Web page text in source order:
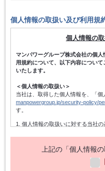
個人情報の取扱い及び利用規
個人情報の
マンパワーグループ株式会社の個
用規約について、以下内容につい
いたします。
＜個人情報の取扱い＞
当社は、取得した個人情報を、「
manpowergroup.jp/security-policy/
す。
1. 個人情報の取扱いに対する当社の
ます。また、個人情報の取得に
ある本人に対し個人情報を与え
上記の「個人情報